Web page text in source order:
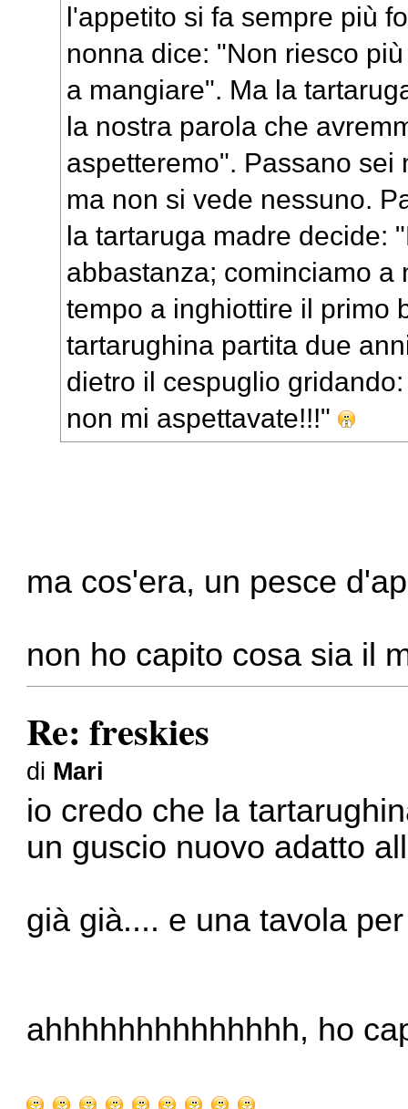
l'appetito si fa sempre più
nonna dice: "Non riesco
a mangiare". Ma la
la nostra parola che
aspetteremo". Passano sei
ma non si vede nessuno.
la tartaruga madre decide:
abbastanza; cominciamo a
tempo a inghiottire il primo
tartarughina partita due
dietro il cespuglio
non mi aspettavate!!!"
ma cos'era, un pesce
non ho capito cosa sia il
Re: freskies
di Mari
io credo che la
un guscio nuovo adatto
già già.... e una tavola
ahhhhhhhhhhhhhh, ho